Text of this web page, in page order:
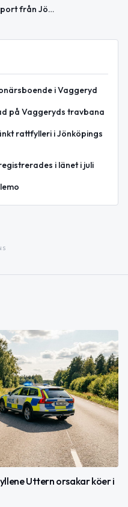
Nattens polisrapport från Jönköpings län – inga allvarliga brott
i Vaggeryd
på Vaggeryds travbana
rattfylleri i Jönköpings
i länet i juli
Uttern orsakar köer i